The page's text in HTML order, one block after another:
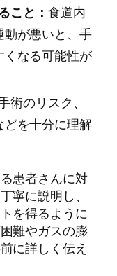
こと： 食道内
が悪いと、手
なる可能性が
術のリスク、
を十分に理解
患者さんに対
寧に説明し、
を得るように
難やガスの膨
に詳しく伝え